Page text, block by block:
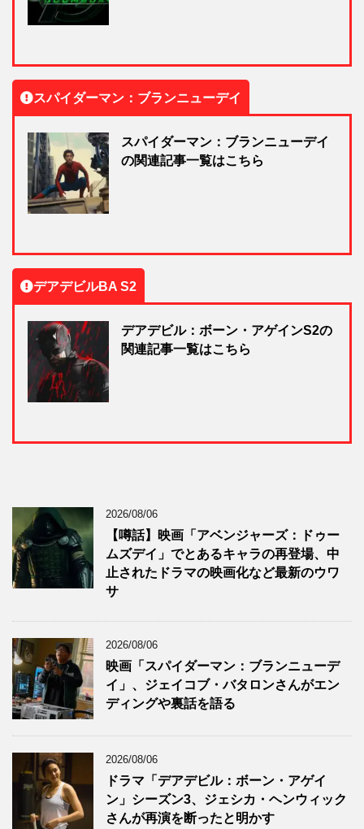
スパイダーマン：ブランニューデイ
スパイダーマン：ブランニューデイ
の関連記事一覧はこちら
デアデビルBA S2
デアデビル：ボーン・アゲインS2の
関連記事一覧はこちら
2026/08/06
【噂話】映画「アベンジャーズ：ドゥー
ムズデイ」でとあるキャラの再登場、中
止されたドラマの映画化など最新のウワ
サ
2026/08/06
映画「スパイダーマン：ブランニューデ
イ」、ジェイコブ・バタロンさんがエン
ディングや裏話を語る
2026/08/06
ドラマ「デアデビル：ボーン・アゲイ
ン」シーズン3、ジェシカ・ヘンウィック
さんが再演を断ったと明かす